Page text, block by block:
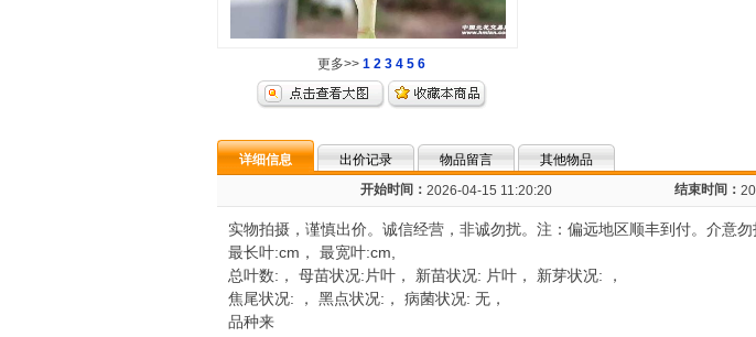
更多>> 1 2 3 4 5 6
详细信息 出价记录 物品留言
其他物品
开始时间： 2026-04-15 11:20:20 结束时间：
实物拍摄，谨慎出价。诚信经营，非诚勿扰。注：偏远地区顺丰到付。介意
最长叶:cm， 最宽叶:cm,
总叶数:， 母苗状况:片叶， 新苗状况: 片叶， 新芽状况: ，
焦尾状况: ， 黑点状况:， 病菌状况: 无，
品种来